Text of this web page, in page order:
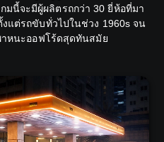
มนี้จะมีผู้ผลิตรถกว่า 30 ยี่ห้อที่มา
แต่รถขับทั่วไปในช่วง 1960s จน
าหนะออฟโร้ดสุดทันสมัย